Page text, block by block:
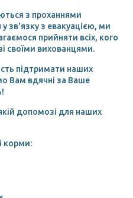
з проханнями
у зв'язку з евакуацією, ми
прийняти всіх, кого
своїми вихованцями.
підтримати наших
Вам вдячні за Ваше
допомозі для наших
корми: